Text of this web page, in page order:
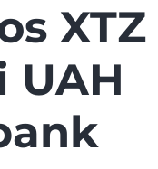
XTZ
UAH